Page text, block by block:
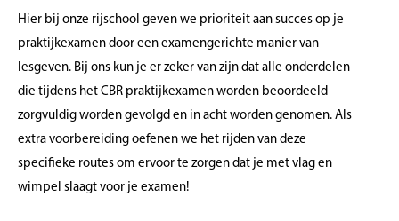
Hier bij onze rijschool geven we prioriteit aan succes op je
praktijkexamen door een examengerichte manier van
lesgeven. Bij ons kun je er zeker van zijn dat alle onderdelen
die tijdens het CBR praktijkexamen worden beoordeeld
zorgvuldig worden gevolgd en in acht worden genomen. Als
extra voorbereiding oefenen we het rijden van deze
specifieke routes om ervoor te zorgen dat je met vlag en
wimpel slaagt voor je examen!